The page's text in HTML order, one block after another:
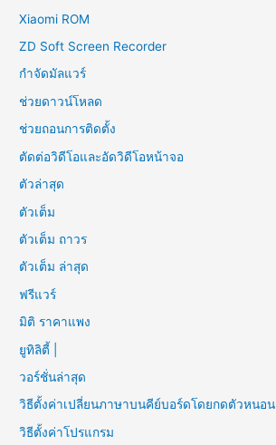
Xiaomi ROM
ZD Soft Screen Recorder
กำจัดมัลแวร์
ช่วยดาวน์โหลด
ช่วยถอนการติดตั้ง
ตัดต่อวิดีโอและอัดวิดีโอหน้าจอ
ตัวล่าสุด
ตัวเต็ม
ตัวเต็ม ถาวร
ตัวเต็ม ล่าสุด
ฟรีแวร์
มิติ ราคาแพง
ยูทิลิตี้ |
วอร์ชั่นล่าสุด
วิธีตั้งค่าเปลี่ยนภาษาบนคีย์บอร์ดโดยกดตัวหนอน
วิธีตั้งค่าโปรแกรม